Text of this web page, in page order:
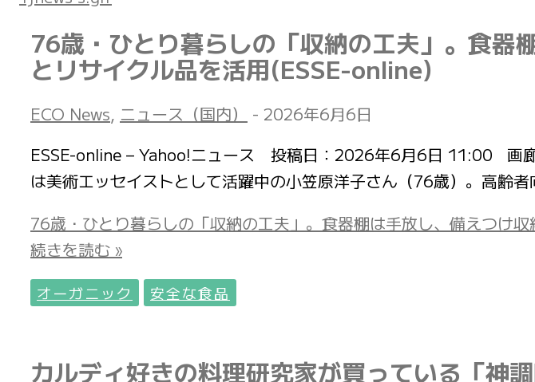
76歳・ひとり暮らしの「収納の工夫」。食器
とリサイクル品を活用(ESSE-online)
ECO News, ニュース（国内） - 2026年6月6日
ESSE-online – Yahoo!ニュース 投稿日：2026年6月6日 11:00 画
は美術エッセイストとして活躍中の小笠原洋子さん（76歳）。高齢
76歳・ひとり暮らしの「収納の工夫」。食器棚は手放し、備えつけ
続きを読む »
オーガニック 安全な食品
カルディ好きの料理研究家が買っている「神